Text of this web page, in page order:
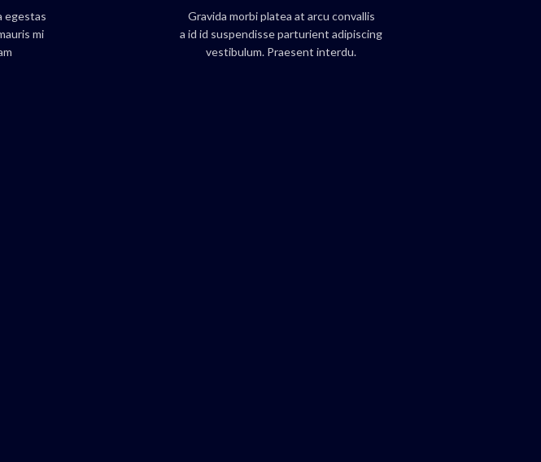
egestas
mi
Gravida morbi platea at arcu convallis
a id id suspendisse parturient adipiscing
vestibulum. Praesent interdu.